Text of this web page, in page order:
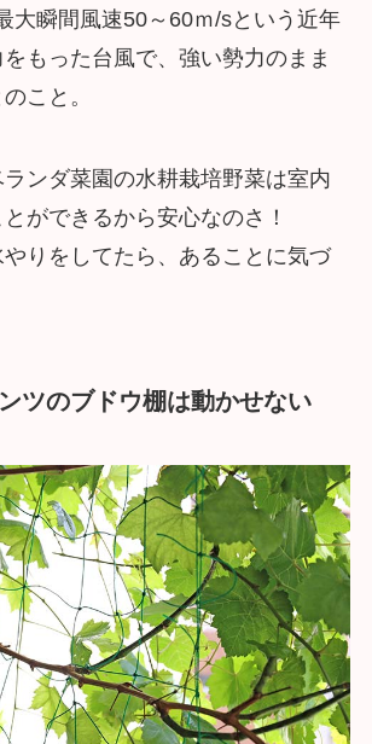
大瞬間風速50～60ｍ/sという近年
もった台風で、強い勢力のまま
こと。
ンダ菜園の水耕栽培野菜は室内
ができるから安心なのさ！
りをしてたら、あることに気づ
ツのブドウ棚は動かせない